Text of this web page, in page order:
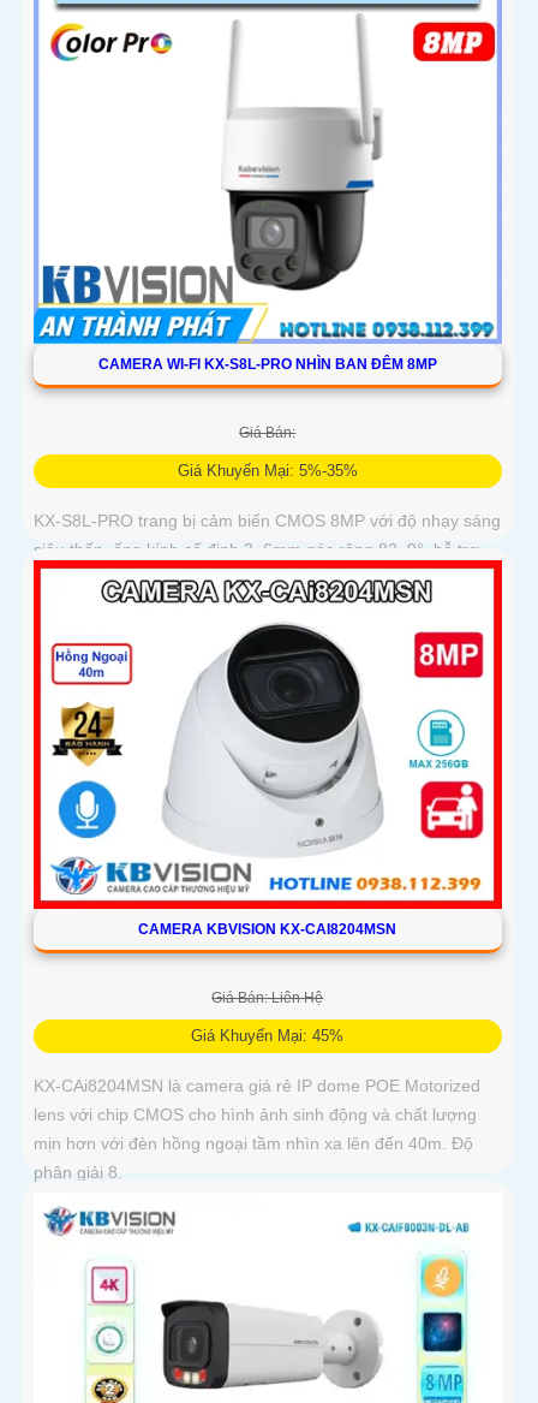
CAMERA WI-FI KX-S8L-PRO NHÌN BAN ĐÊM 8MP
Giá Bán:
Giá Khuyến Mại: 5%-35%
KX-S8L-PRO trang bị cảm biến CMOS 8MP với độ nhạy sáng
siêu thấp, ống kính cố định 3. 6mm góc rộng 82. 9°, hỗ trợ
quay quét tự động, Auto Tracking theo dõi đối tượng
CAMERA KBVISION KX-CAI8204MSN
Giá Bán: Liên Hệ
Giá Khuyến Mại: 45%
KX-CAi8204MSN là camera giá rẻ IP dome POE Motorized
lens với chip CMOS cho hình ảnh sinh động và chất lượng
mịn hơn với đèn hồng ngoại tầm nhìn xa lên đến 40m. Độ
phân giải 8.